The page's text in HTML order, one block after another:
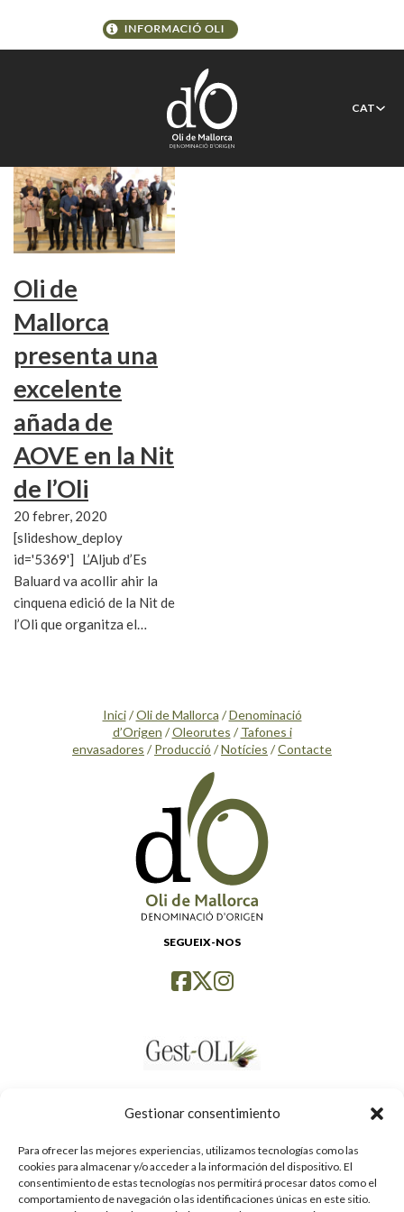
Gestionar consentimiento
Para ofrecer las mejores experiencias, utilizamos tecnologías como las
cookies para almacenar y/o acceder a la información del dispositivo. El
consentimiento de estas tecnologías nos permitirá procesar datos como el
comportamiento de navegación o las identificaciones únicas en este sitio.
CAT
aceiteros
Oli de
Mallorca
presenta una
excelente
añada de
AOVE en la Nit
de l’Oli
20 febrer, 2020
[slideshow_deploy
id='5369'] L’Aljub d’Es
Baluard va acollir ahir la
cinquena edició de la Nit de
l’Oli que organitza el…
Inici/Oli de Mallorca /Denominació
d’Origen /Oleorutes / Tafones i
envasadores / Producció /Notícies /Contacte
SEGUEIX-NOS